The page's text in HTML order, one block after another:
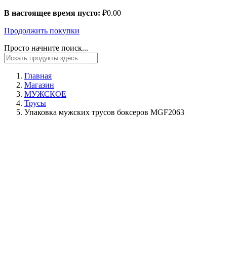
В настоящее время пусто: ₽0.00
Продолжить покупки
Просто начните поиск...
Главная
Магазин
МУЖСКОЕ
Трусы
Упаковка мужских трусов боксеров MGF2063